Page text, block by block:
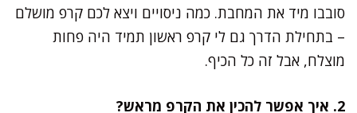
סובבו מיד את המחבת. כמה ניסויים ויצא לכם קרפ מושלם
– בתחילת הדרך גם לי קרפ ראשון תמיד היה פחות
מוצלח, אבל זה כל הכיף.
2. איך אפשר להכין את הקרפ מראש?